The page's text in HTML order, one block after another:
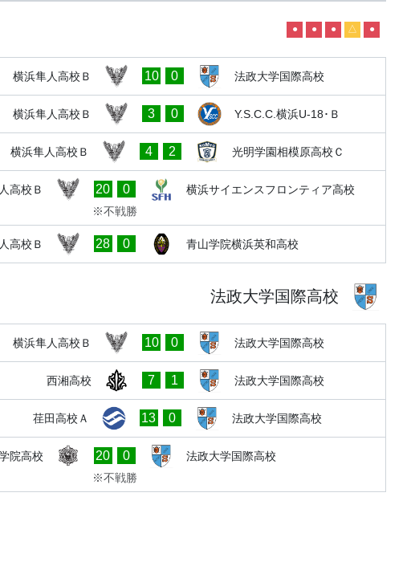
● ● ● △ ●
横浜隼人高校Ｂ 10 0 法政大学国際高校
横浜隼人高校Ｂ 3 0 Y.S.C.C.横浜U-18･Ｂ
横浜隼人高校Ｂ 4 2 光明学園相模原高校Ｃ
高校Ｂ 20 0
横浜サイエンスフロンティア高校
※不戦勝
高校Ｂ 28 0 青山学院横浜英和高校
法政大学国際高校
横浜隼人高校Ｂ 10 0 法政大学国際高校
西湘高校 7 1 法政大学国際高校
荏田高校Ａ 13 0 法政大学国際高校
院高校 20 0
法政大学国際高校
※不戦勝